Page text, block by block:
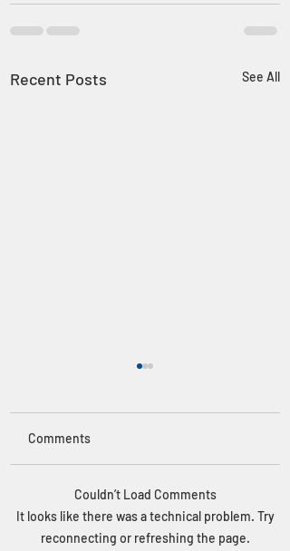
Recent Posts See All
Altı Üstü 30 Genç Mimar
Ödül Töreni 5 Haziran
2026 tarihinde ASO'da
Comments
Couldn’t Load Comments
It looks like there was a technical problem. Try
reconnecting or refreshing the page.